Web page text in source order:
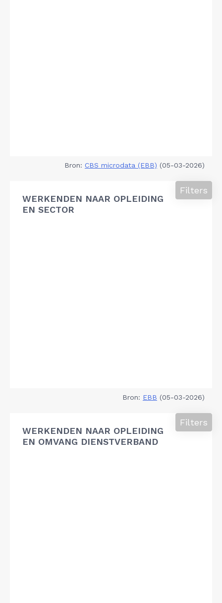
Bron: CBS microdata (EBB) (05-03-2026)
WERKENDEN NAAR OPLEIDING
EN SECTOR
Filters
Bron: EBB (05-03-2026)
WERKENDEN NAAR OPLEIDING
EN OMVANG DIENSTVERBAND
Filters